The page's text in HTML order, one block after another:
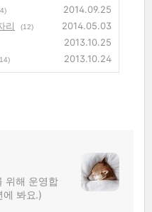
2014.09.25
리
(12)
2014.05.03
2013.10.25
2013.10.24
위해 운영합
에 봐요.)